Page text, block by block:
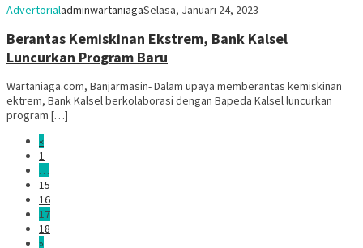
AdvertorialadminwartaniagaSelasa, Januari 24, 2023
Berantas Kemiskinan Ekstrem, Bank Kalsel
Luncurkan Program Baru
Wartaniaga.com, Banjarmasin- Dalam upaya memberantas kemiskinan
ektrem, Bank Kalsel berkolaborasi dengan Bapeda Kalsel luncurkan
program […]
«
1
…
15
16
17
18
»